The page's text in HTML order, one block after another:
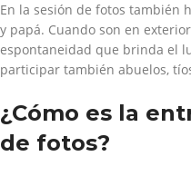
En la sesión de fotos también
y papá. Cuando son en
espontaneidad que brinda el
participar también abuelos,
¿Cómo es la
de fotos?